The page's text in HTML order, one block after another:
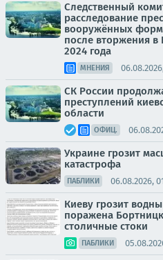
Следственный
расследование
вооружённых
после вторжения в
2024 года
МНЕНИЯ
СК России
преступлений
области
ОФИЦ.
Украине грозит
катастрофа
ПАБЛИКИ 06.08.2026,
Киеву грозит
поражена
столичные стоки
ПАБЛИКИ